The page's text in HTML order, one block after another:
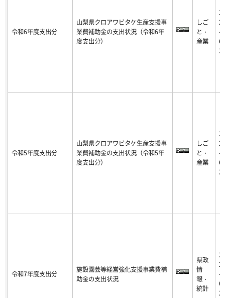
令和6年度支出分
山梨県クロアワビタケ生産支援事
業費補助金の支出状況（令和6年
度支出分）
しご
と・
産業
-0
6-
令和5年度支出分
山梨県クロアワビタケ生産支援事
業費補助金の支出状況（令和5年
度支出分）
しご
と・
産業
-0
6-
令和7年度支出分
施設園芸等経営強化支援事業費補
助金の支出状況
県政
情
報・
統計
-0
6-